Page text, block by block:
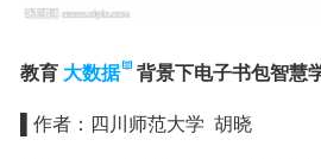
教育 大数据
背景下电子书包智慧
▌作者：四川师范大学  胡晓